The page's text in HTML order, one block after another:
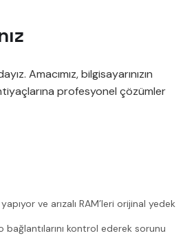
Amacımız, bilgisayarınızın
profesyonel çözümler
ve arızalı RAM’leri orijinal yedek
kontrol ederek sorunu